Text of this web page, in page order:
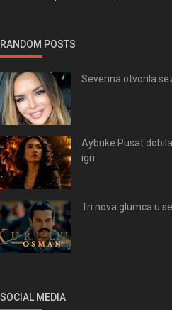
RANDOM POSTS
Severina otvorila
Aybuke Pusat
igri...
Tri nova glumca u
SOCIAL MEDIA